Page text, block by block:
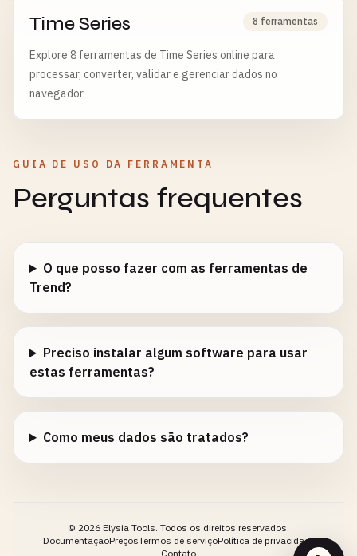
Time Series 8 ferramentas
Explore 8 ferramentas de Time Series online para
processar, converter, validar e gerenciar dados no
navegador.
GUIA DE USO DA FERRAMENTA
Perguntas frequentes
O que posso fazer com as ferramentas de
Trend?
Preciso instalar algum software para usar
estas ferramentas?
Como meus dados são tratados?
© 2026 Elysia Tools. Todos os direitos reservados.
DocumentaçãoPreçosTermos de serviçoPolítica de privacidade
Contato